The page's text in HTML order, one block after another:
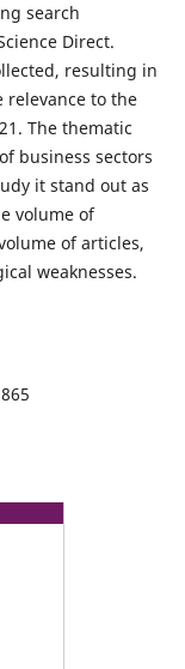
search
Direct.
resulting in
relevance to the
The thematic
business sectors
it stand out as
volume of
of articles,
weaknesses.